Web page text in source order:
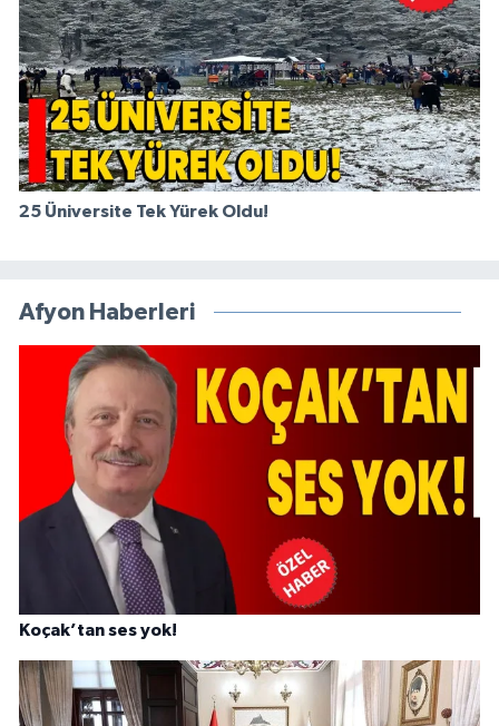
25 Üniversite Tek Yürek Oldu!
Afyon Haberleri
Koçak’tan ses yok!